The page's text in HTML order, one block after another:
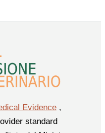
Evidence ,
standard